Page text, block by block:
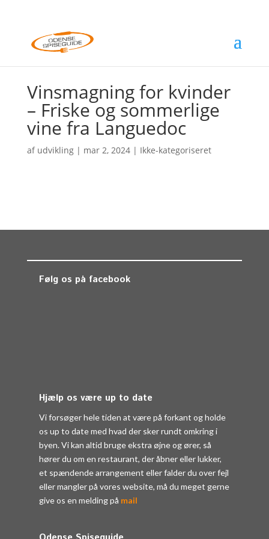
Vinsmagning for kvinder
– Friske og sommerlige
vine fra Languedoc
af udvikling| mar 2, 2024| Ikke-kategoriseret
Følg os på facebook
Hjælp os være up to date
Vi forsøger hele tiden at være på forkant og holde
os up to date med hvad der sker rundt omkring i
byen. Vi kan altid bruge ekstra øjne og ører, så
hører du om en restaurant, der åbner eller lukker,
et spændende arrangement eller falder du over fejl
eller mangler på vores website, må du meget gerne
give os en melding på mail